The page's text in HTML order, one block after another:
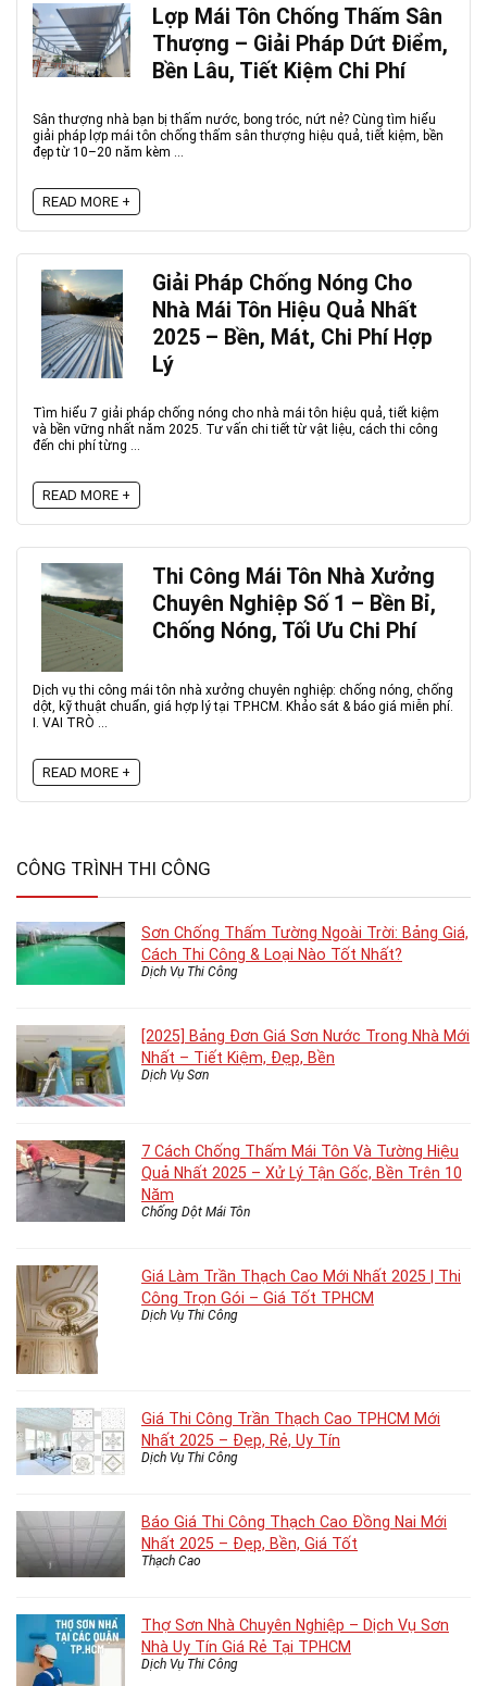
Lợp Mái Tôn Chống Thấm Sân
Thượng – Giải Pháp Dứt Điểm,
Bền Lâu, Tiết Kiệm Chi Phí
Sân thượng nhà bạn bị thấm nước, bong tróc, nứt nẻ? Cùng tìm hiểu
giải pháp lợp mái tôn chống thấm sân thượng hiệu quả, tiết kiệm, bền
đẹp từ 10–20 năm kèm ...
READ MORE +
Giải Pháp Chống Nóng Cho
Nhà Mái Tôn Hiệu Quả Nhất
2025 – Bền, Mát, Chi Phí Hợp
Lý
Tìm hiểu 7 giải pháp chống nóng cho nhà mái tôn hiệu quả, tiết kiệm
và bền vững nhất năm 2025. Tư vấn chi tiết từ vật liệu, cách thi công
đến chi phí từng ...
READ MORE +
Thi Công Mái Tôn Nhà Xưởng
Chuyên Nghiệp Số 1 – Bền Bỉ,
Chống Nóng, Tối Ưu Chi Phí
Dịch vụ thi công mái tôn nhà xưởng chuyên nghiệp: chống nóng, chống
dột, kỹ thuật chuẩn, giá hợp lý tại TP.HCM. Khảo sát & báo giá miễn phí.
I. VAI TRÒ ...
READ MORE +
CÔNG TRÌNH THI CÔNG
Sơn Chống Thấm Tường Ngoài Trời: Bảng Giá,
Cách Thi Công & Loại Nào Tốt Nhất?
Dịch Vụ Thi Công
[2025] Bảng Đơn Giá Sơn Nước Trong Nhà Mới
Nhất – Tiết Kiệm, Đẹp, Bền
Dịch Vụ Sơn
7 Cách Chống Thấm Mái Tôn Và Tường Hiệu
Quả Nhất 2025 – Xử Lý Tận Gốc, Bền Trên 10
Năm
Chống Dột Mái Tôn
Giá Làm Trần Thạch Cao Mới Nhất 2025 | Thi
Công Trọn Gói – Giá Tốt TPHCM
Dịch Vụ Thi Công
Giá Thi Công Trần Thạch Cao TPHCM Mới
Nhất 2025 – Đẹp, Rẻ, Uy Tín
Dịch Vụ Thi Công
Báo Giá Thi Công Thạch Cao Đồng Nai Mới
Nhất 2025 – Đẹp, Bền, Giá Tốt
Thạch Cao
Thợ Sơn Nhà Chuyên Nghiệp – Dịch Vụ Sơn
Nhà Uy Tín Giá Rẻ Tại TPHCM
Dịch Vụ Thi Công